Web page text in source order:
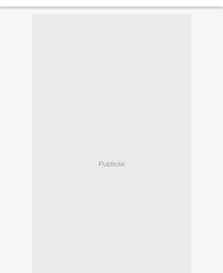
Publicité